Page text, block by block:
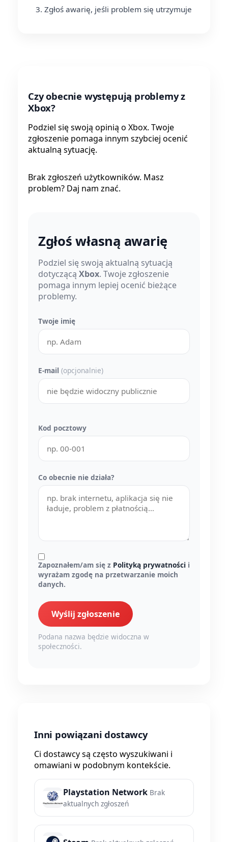
Zgłoś awarię, jeśli problem się utrzymuje
Czy obecnie występują problemy z
Xbox?
Podziel się swoją opinią o Xbox. Twoje
zgłoszenie pomaga innym szybciej ocenić
aktualną sytuację.
Brak zgłoszeń użytkowników. Masz
problem? Daj nam znać.
Zgłoś własną awarię
Podziel się swoją aktualną sytuacją
dotyczącą Xbox. Twoje zgłoszenie
pomaga innym lepiej ocenić bieżące
problemy.
Twoje imię
E-mail (opcjonalnie)
Kod pocztowy
Co obecnie nie działa?
Zapoznałem/am się z Polityką prywatności i
wyrażam zgodę na przetwarzanie moich
danych.
Wyślij zgłoszenie
Podana nazwa będzie widoczna w
społeczności.
Inni powiązani dostawcy
Ci dostawcy są często wyszukiwani i
omawiani w podobnym kontekście.
Playstation Network Brak
aktualnych zgłoszeń